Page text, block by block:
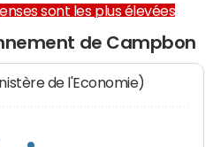
sont les plus élevées
de Campbon
de l'Economie)